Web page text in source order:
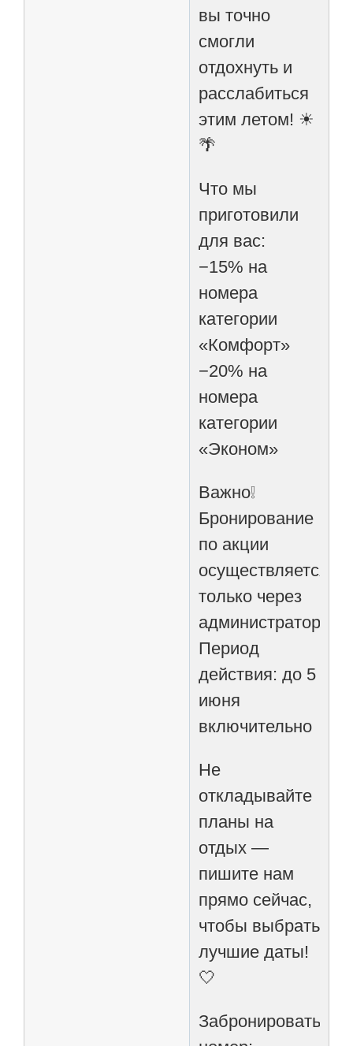
вы точно
смогли
отдохнуть и
расслабиться
этим летом! ☀
🌴
Что мы
приготовили
для вас:
−15% на
номера
категории
«Комфорт»
−20% на
номера
категории
«Эконом»
Важно❕
Бронирование
по акции
осуществляется
только через
администратора
Период
действия: до 5
июня
включительно
Не
откладывайте
планы на
отдых —
пишите нам
прямо сейчас,
чтобы выбрать
лучшие даты!
🤍
Забронировать